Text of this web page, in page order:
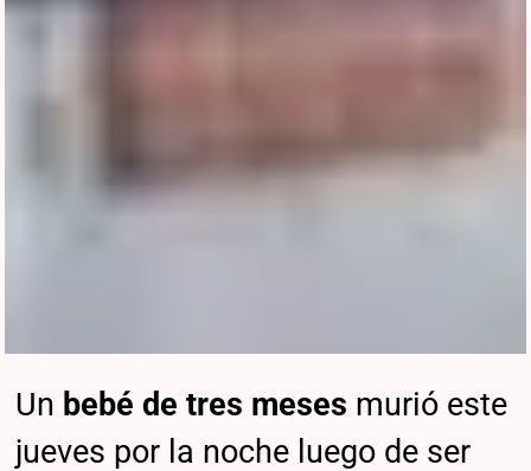
Un bebé de tres meses murió este
jueves por la noche luego de ser